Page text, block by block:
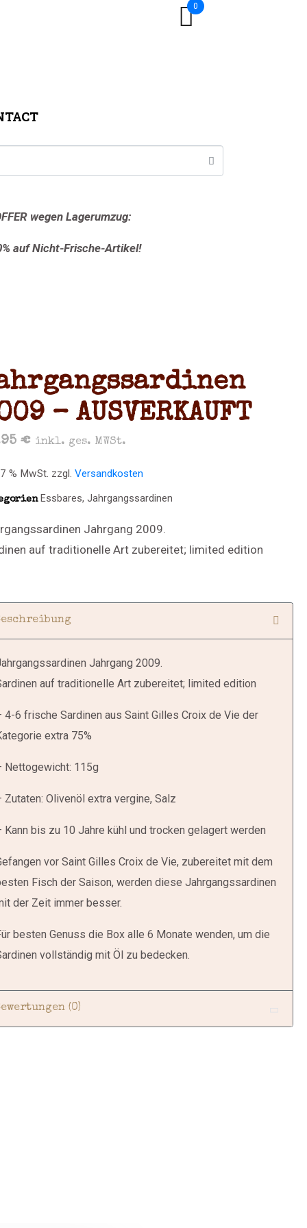
0
wegen Lagerumzug:
auf Nicht-Frische-Artikel!
– AUSVERKAUFT
€ inkl. ges. MWSt.
% MwSt. zzgl. Versandkosten
Essbares, Jahrgangssardinen
Jahrgang 2009.
auf traditionelle Art zubereitet; limited edition
Jahrgang 2009.
auf traditionelle Art zubereitet; limited edition
4-6 frische Sardinen aus Saint Gilles Croix de Vie der
extra 75%
Nettogewicht: 115g
Zutaten: Olivenöl extra vergine, Salz
Kann bis zu 10 Jahre kühl und trocken gelagert werden
vor Saint Gilles Croix de Vie, zubereitet mit dem
Fisch der Saison, werden diese Jahrgangssardinen
der Zeit immer besser.
besten Genuss die Box alle 6 Monate wenden, um die
vollständig mit Öl zu bedecken.
(0)